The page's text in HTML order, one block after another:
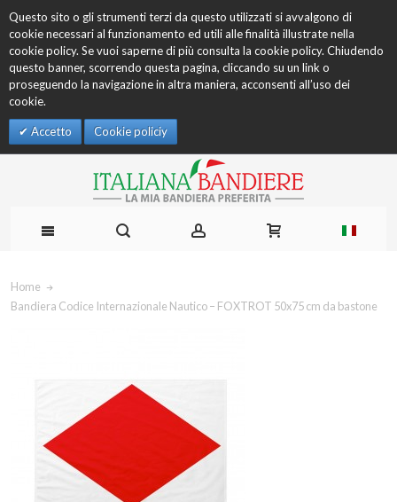
Questo sito o gli strumenti terzi da questo utilizzati si avvalgono di
cookie necessari al funzionamento ed utili alle finalità illustrate nella
cookie policy. Se vuoi saperne di più consulta la cookie policy. Chiudendo
questo banner, scorrendo questa pagina, cliccando su un link o
proseguendo la navigazione in altra maniera, acconsenti all’uso dei
cookie.
Accetto Cookie policiy
Home
Bandiera Codice Internazionale Nautico – FOXTROT 50x75 cm da bastone